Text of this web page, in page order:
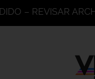
– REVISAR